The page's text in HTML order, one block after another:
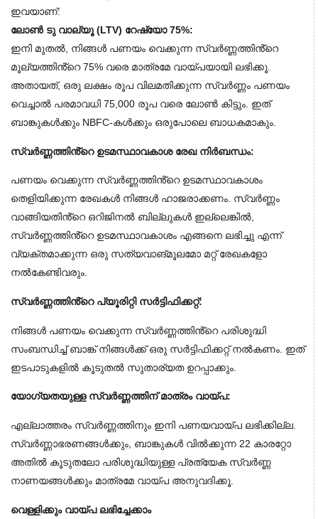
ഇവയാണ്:
ലോൺ ടു വാല്യൂ (LTV) റേഷ്യോ 75%:
ഇനി മുതൽ, നിങ്ങൾ പണയം വെക്കുന്ന സ്വർണ്ണത്തിൻ്റെ
മൂല്യത്തിൻ്റെ 75% വരെ മാത്രമേ വായ്പയായി ലഭിക്കൂ.
അതായത്, ഒരു ലക്ഷം രൂപ വിലമതിക്കുന്ന സ്വർണ്ണം പണയം
വെച്ചാൽ പരമാവധി 75,000 രൂപ വരെ ലോൺ കിട്ടും. ഇത്
ബാങ്കുകൾക്കും NBFC-കൾക്കും ഒരുപോലെ ബാധകമാകും.
സ്വർണ്ണത്തിൻ്റെ ഉടമസ്ഥാവകാശ രേഖ നിർബന്ധം:
പണയം വെക്കുന്ന സ്വർണ്ണത്തിൻ്റെ ഉടമസ്ഥാവകാശം
തെളിയിക്കുന്ന രേഖകൾ നിങ്ങൾ ഹാജരാക്കണം. സ്വർണ്ണം
വാങ്ങിയതിൻ്റെ ഒറിജിനൽ ബില്ലുകൾ ഇല്ലെങ്കിൽ,
സ്വർണ്ണത്തിൻ്റെ ഉടമസ്ഥാവകാശം എങ്ങനെ ലഭിച്ചു എന്ന്
വ്യക്തമാക്കുന്ന ഒരു സത്യവാങ്മൂലമോ മറ്റ് രേഖകളോ
നൽകേണ്ടിവരും.
സ്വർണ്ണത്തിൻ്റെ പ്യൂരിറ്റി സർട്ടിഫിക്കറ്റ്:
നിങ്ങൾ പണയം വെക്കുന്ന സ്വർണ്ണത്തിൻ്റെ പരിശുദ്ധി
സംബന്ധിച്ച് ബാങ്ക് നിങ്ങൾക്ക് ഒരു സർട്ടിഫിക്കറ്റ് നൽകണം. ഇത്
ഇടപാടുകളിൽ കൂടുതൽ സുതാര്യത ഉറപ്പാക്കും.
യോഗ്യതയുള്ള സ്വർണ്ണത്തിന് മാത്രം വായ്പ:
എല്ലാത്തരം സ്വർണ്ണത്തിനും ഇനി പണയവായ്പ ലഭിക്കില്ല.
സ്വർണ്ണാഭരണങ്ങൾക്കും, ബാങ്കുകൾ വിൽക്കുന്ന 22 കാരറ്റോ
അതിൽ കൂടുതലോ പരിശുദ്ധിയുള്ള പ്രത്യേക സ്വർണ്ണ
നാണയങ്ങൾക്കും മാത്രമേ വായ്പ അനുവദിക്കൂ.
വെള്ളിക്കും വായ്പ ലഭിച്ചേക്കാം